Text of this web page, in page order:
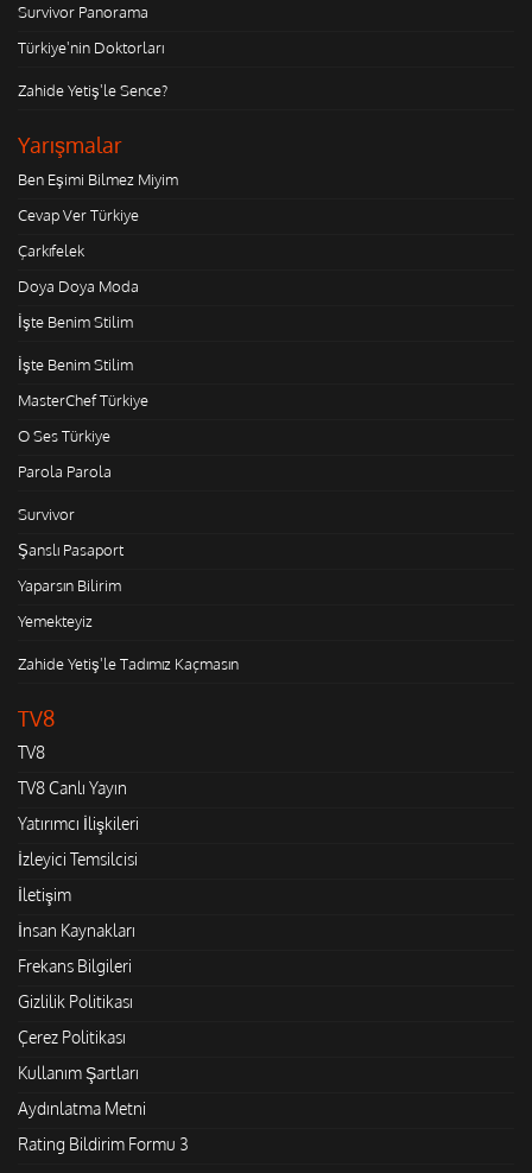
Survivor Panorama
Türkiye'nin Doktorları
Zahide Yetiş'le Sence?
Yarışmalar
Ben Eşimi Bilmez Miyim
Cevap Ver Türkiye
Çarkıfelek
Doya Doya Moda
İşte Benim Stilim
İşte Benim Stilim
MasterChef Türkiye
O Ses Türkiye
Parola Parola
Survivor
Şanslı Pasaport
Yaparsın Bilirim
Yemekteyiz
Zahide Yetiş'le Tadımız Kaçmasın
TV8
TV8
TV8 Canlı Yayın
Yatırımcı İlişkileri
İzleyici Temsilcisi
İletişim
İnsan Kaynakları
Frekans Bilgileri
Gizlilik Politikası
Çerez Politikası
Kullanım Şartları
Aydınlatma Metni
Rating Bildirim Formu 3